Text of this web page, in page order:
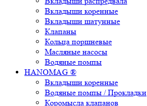
Вкладыши коренные
Вкладыши шатунные
Клапаны
Кольца поршневые
Масляные насосы
Водяные помпы
HANOMAG ®
Вкладыши коренные
Водяные помпы / Прокладки
Коромысла клапанов